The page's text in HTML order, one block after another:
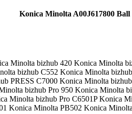
Konica Minolta A00J617800 Ball
Minolta bizhub 420 Konica Minolta
bizhub C552 Konica Minolta
PRESS C7000 Konica Minolta
bizhub Pro 950 Konica Minolta
Minolta bizhub Pro C6501P
Konica Minolta PB502 Konica